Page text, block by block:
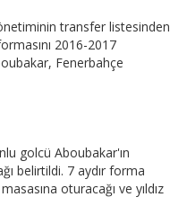
transfer listesinden
2016-2017
Fenerbahçe
golcü Aboubakar'ın
belirtildi. 7 aydır forma
oturacağı ve yıldız